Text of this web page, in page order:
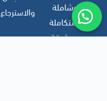
وشاملة
ومتكاملة
وموثوقة.
والاسترجاع